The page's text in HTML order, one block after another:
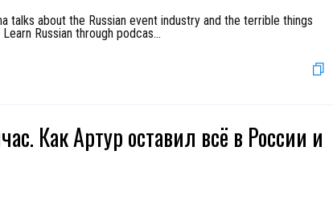
talks about the Russian event industry and the terrible things
Russian through podcas...
Как Артур оставил всё в России и